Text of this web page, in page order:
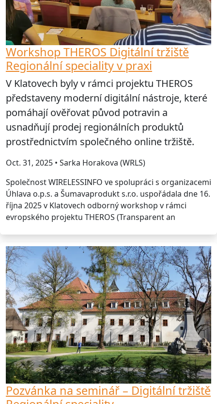
Workshop THEROS Digitální tržiště
Regionální speciality v praxi
V Klatovech byly v rámci projektu THEROS
představeny moderní digitální nástroje, které
pomáhají ověřovat původ potravin a
usnadňují prodej regionálních produktů
prostřednictvím společného online tržiště.
Oct. 31, 2025 • Sarka Horakova (WRLS)
Společnost WIRELESSINFO ve spolupráci s organizacemi
Úhlava o.p.s. a Šumavaprodukt s.r.o. uspořádala dne 16.
října 2025 v Klatovech odborný workshop v rámci
evropského projektu THEROS (Transparent an
Pozvánka na seminář – Digitální tržiště